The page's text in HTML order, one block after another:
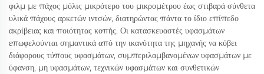
φιλμ με πάχος μόλις μικρότερο του μικρομέτρου έως στιβαρά σύνθετα
υλικά πάχους αρκετών ιντσών, διατηρώντας πάντα το ίδιο επίπεδο
ακρίβειας και ποιότητας κοπής. Οι κατασκευαστές υφασμάτων
επωφελούνται σημαντικά από την ικανότητα της μηχανής να κόβει
διάφορους τύπους υφασμάτων, συμπεριλαμβανομένων υφασμάτων με
ύφανση, μη υφασμάτων, τεχνικών υφασμάτων και συνθετικών